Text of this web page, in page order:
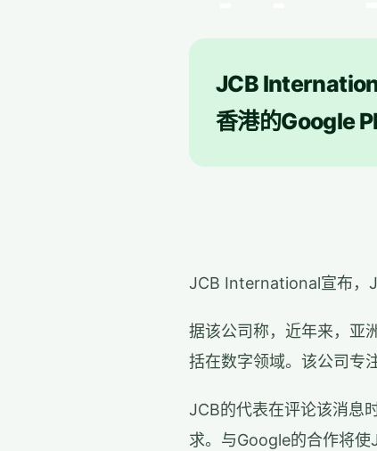
JCB
香港的Google
JCB International宣布，
据该公司称，近年来，亚
括在数字领域。该公司专
JCB的代表在评论该消息
求。与Google的合作将使